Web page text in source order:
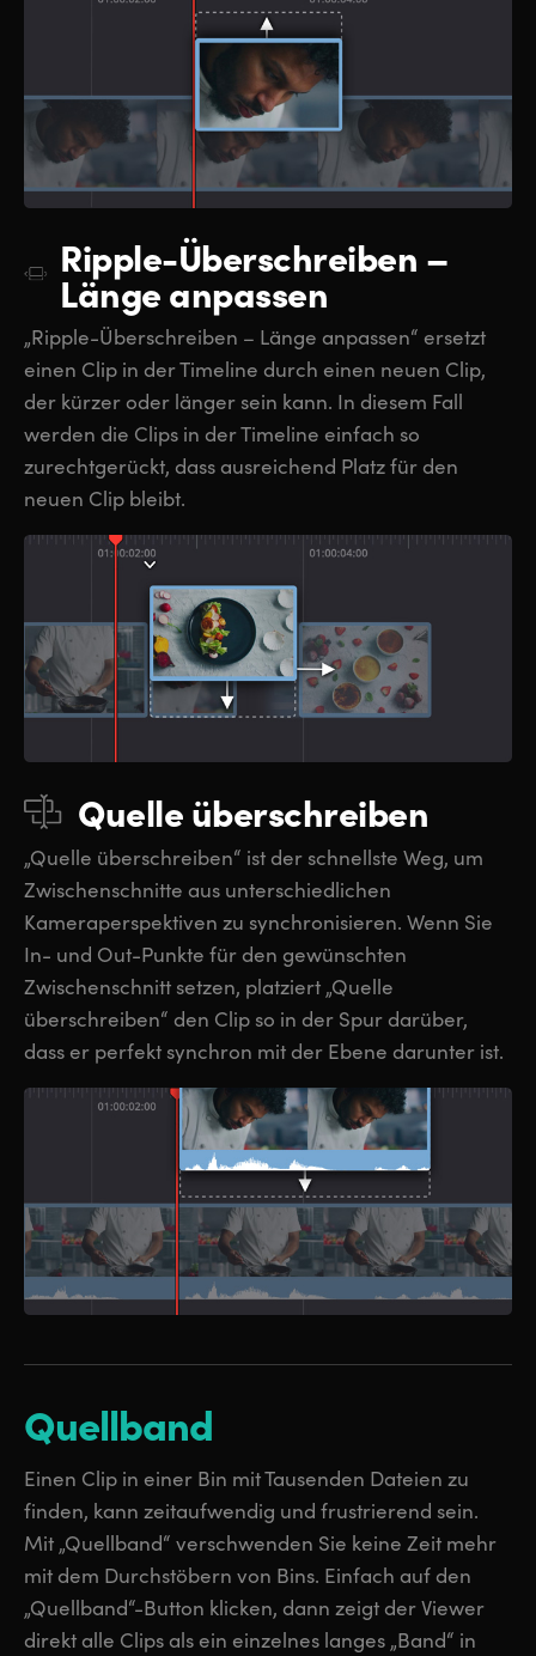
Ripple-Überschreiben –
Länge anpassen
„Ripple-Überschreiben – Länge anpassen“ ersetzt
einen Clip in der Timeline durch einen neuen Clip,
der kürzer oder länger sein kann. In diesem Fall
werden die Clips in der Timeline einfach so
zurechtgerückt, dass ausreichend Platz für den
neuen Clip bleibt.
Quelle überschreiben
„Quelle überschreiben“ ist der schnellste Weg, um
Zwischenschnitte aus unterschiedlichen
Kameraperspektiven zu synchronisieren. Wenn Sie
In- und Out-Punkte für den gewünschten
Zwischenschnitt setzen, platziert „Quelle
überschreiben“ den Clip so in der Spur darüber,
dass er perfekt synchron mit der Ebene darunter ist.
Quellband
Einen Clip in einer Bin mit Tausenden Dateien zu
finden, kann zeitaufwendig und frustrierend sein.
Mit „Quellband“ verschwenden Sie keine Zeit mehr
mit dem Durchstöbern von Bins. Einfach auf den
„Quellband“-Button klicken, dann zeigt der Viewer
direkt alle Clips als ein einzelnes langes „Band“ in